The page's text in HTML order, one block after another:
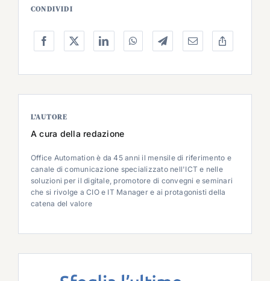
CONDIVIDI
L’AUTORE
A cura della redazione
Office Automation è da 45 anni il mensile di riferimento e
canale di comunicazione specializzato nell'ICT e nelle
soluzioni per il digitale, promotore di convegni e seminari
che si rivolge a CIO e IT Manager e ai protagonisti della
catena del valore